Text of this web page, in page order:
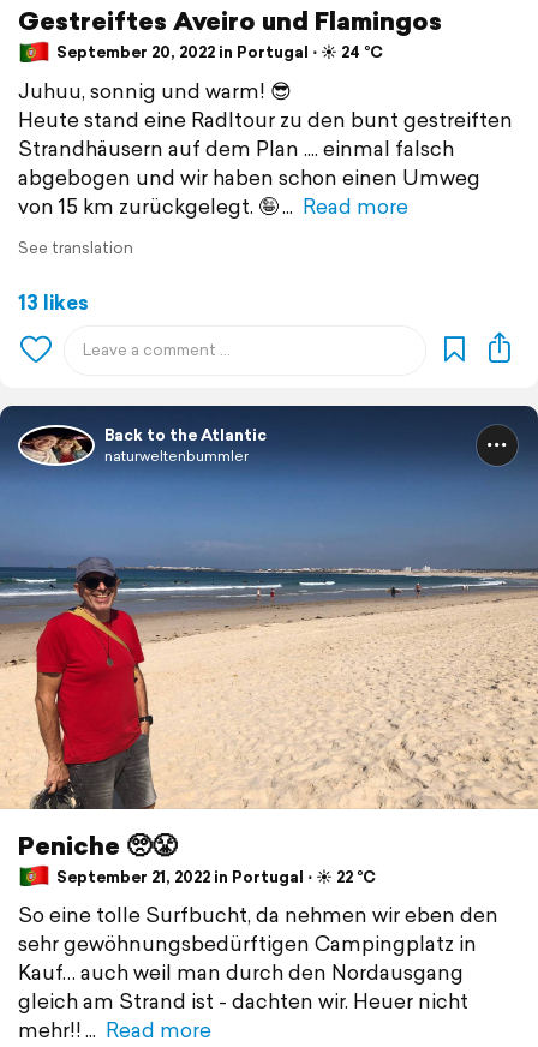
Gestreiftes Aveiro und Flamingos
September 20, 2022 in Portugal ⋅ ☀️ 24 °C
Juhuu, sonnig und warm! 😎
Heute stand eine Radltour zu den bunt gestreiften
Strandhäusern auf dem Plan .... einmal falsch
abgebogen und wir haben schon einen Umweg
von 15 km zurückgelegt. 🤪
Read more
See translation
13 likes
Back to the Atlantic
naturweltenbummler
Peniche 🥺😤
September 21, 2022 in Portugal ⋅ ☀️ 22 °C
So eine tolle Surfbucht, da nehmen wir eben den
sehr gewöhnungsbedürftigen Campingplatz in
Kauf… auch weil man durch den Nordausgang
gleich am Strand ist - dachten wir. Heuer nicht
mehr!!
Read more